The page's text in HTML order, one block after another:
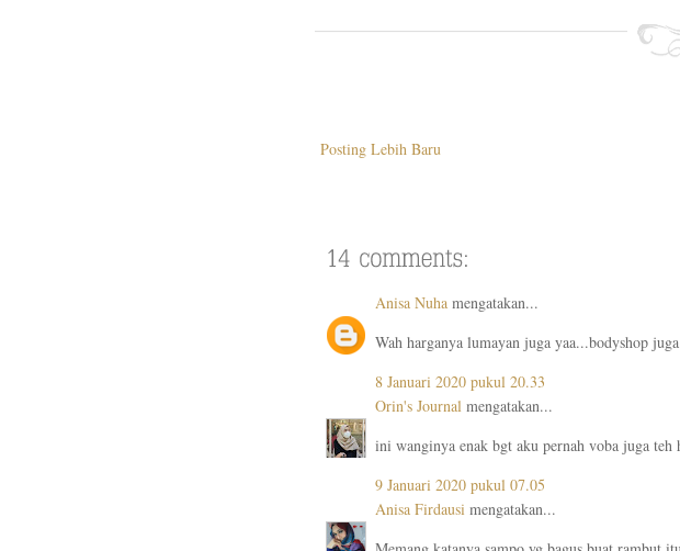
Posting Lebih Baru
Anisa Nuha mengatakan...
Wah harganya lumayan juga yaa...bodyshop
8 Januari 2020 pukul 20.33
Orin's Journal mengatakan...
ini wanginya enak bgt aku pernah voba juga teh
9 Januari 2020 pukul 07.05
Anisa Firdausi mengatakan...